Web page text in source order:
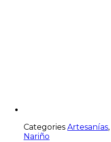
Categories Artesanías,
Nariño